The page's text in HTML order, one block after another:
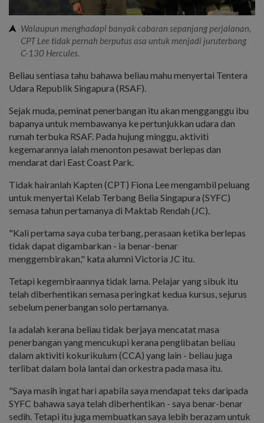
Walaupun menghadapi banyak cabaran sepanjang perjalanan,
CPT Lee tidak pernah berputus asa untuk menjadi juruterbang
C-130 Hercules.
Beliau sentiasa tahu bahawa beliau mahu menyertai Tentera
Udara Republik Singapura (RSAF).
Sejak muda, peminat penerbangan itu akan mengganggu ibu
bapanya untuk membawanya ke pertunjukkan udara dan
rumah terbuka RSAF. Pada hujung minggu, aktiviti
kegemarannya ialah menonton pesawat berlepas dan
mendarat dari East Coast Park.
Tidak hairanlah Kapten (CPT) Fiona Lee mengambil peluang
untuk menyertai Kelab Terbang Belia Singapura (SYFC)
semasa tahun pertamanya di Maktab Rendah (JC).
"Kali pertama saya cuba terbang, perasaan ketika berlepas
tidak dapat digambarkan - ia benar-benar
menggembirakan," kata alumni Victoria JC itu.
Tetapi kegembiraannya tidak lama. Pelajar yang sibuk itu
telah diberhentikan semasa peringkat kedua kursus, sejurus
sebelum penerbangan solo pertamanya.
Ia adalah kerana beliau tidak berjaya mencatat masa
penerbangan yang mencukupi kerana penglibatan beliau
dalam aktiviti kokurikulum (CCA) yang lain - beliau juga
terlibat dalam bola lantai dan orkestra pada masa itu.
"Saya masih ingat hari apabila saya mendapat teks daripada
SYFC bahawa saya telah diberhentikan - saya benar-benar
sedih. Tetapi itu juga membuatkan saya lebih berazam untuk